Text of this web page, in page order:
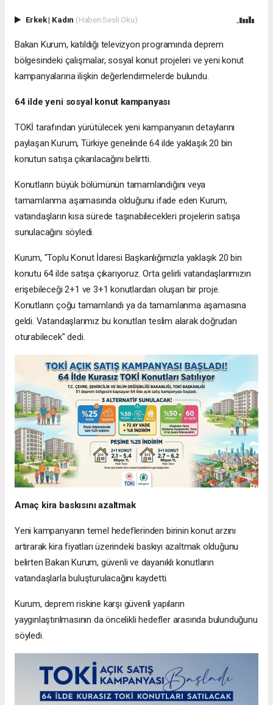
Erkek| Kadın (Haberi Sesli Oku)
Bakan Kurum, katıldığı televizyon programında deprem
bölgesindeki çalışmalar, sosyal konut projeleri ve yeni konut
kampanyalarına ilişkin değerlendirmelerde bulundu.
64 ilde yeni sosyal konut kampanyası
TOKİ tarafından yürütülecek yeni kampanyanın detaylarını
paylaşan Kurum, Türkiye genelinde 64 ilde yaklaşık 20 bin
konutun satışa çıkarılacağını belirtti.
Konutların büyük bölümünün tamamlandığını veya
tamamlanma aşamasında olduğunu ifade eden Kurum,
vatandaşların kısa sürede taşınabilecekleri projelerin satışa
sunulacağını söyledi.
Kurum, "Toplu Konut İdaresi Başkanlığımızla yaklaşık 20 bin
konutu 64 ilde satışa çıkarıyoruz. Orta gelirli vatandaşlarımızın
erişebileceği 2+1 ve 3+1 konutlardan oluşan bir proje.
Konutların çoğu tamamlandı ya da tamamlanma aşamasına
geldi. Vatandaşlarımız bu konutları teslim alarak doğrudan
oturabilecek" dedi.
Amaç kira baskısını azaltmak
Yeni kampanyanın temel hedeflerinden birinin konut arzını
artırarak kira fiyatları üzerindeki baskıyı azaltmak olduğunu
belirten Bakan Kurum, güvenli ve dayanıklı konutların
vatandaşlarla buluşturulacağını kaydetti.
Kurum, deprem riskine karşı güvenli yapıların
yaygınlaştırılmasının da öncelikli hedefler arasında bulunduğunu
söyledi.